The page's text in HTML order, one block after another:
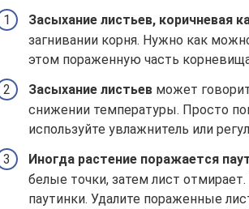
Засыхание листьев, коричневая
загнивании корня. Нужно как
этом пораженную часть
Засыхание листьев может
снижении температуры. Просто
используйте увлажнитель или
Иногда растение поражается
белые точки, затем лист
паутинки. Удалите пораженные